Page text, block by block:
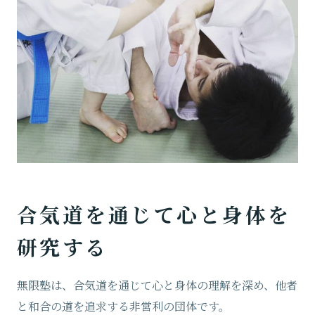
合気道を通じて心と身体を
研究する
無限塾は、合気道を通じて心と身体の理解を深め、他者
と和合の道を追求する非営利の団体です。